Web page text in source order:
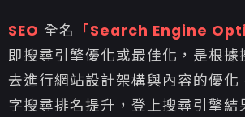
SEO 全名 「Search Engine
即搜尋引擎優化或最佳化，是根據
去進行網站設計架構與內容的優化
字搜尋排名提升，登上搜尋引擎結